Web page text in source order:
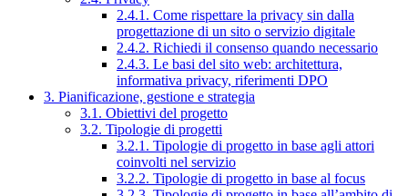
2.4.1. Come rispettare la privacy sin dalla
progettazione di un sito o servizio digitale
2.4.2. Richiedi il consenso quando necessario
2.4.3. Le basi del sito web: architettura,
informativa privacy, riferimenti DPO
3. Pianificazione, gestione e strategia
3.1. Obiettivi del progetto
3.2. Tipologie di progetti
3.2.1. Tipologie di progetto in base agli attori
coinvolti nel servizio
3.2.2. Tipologie di progetto in base al focus